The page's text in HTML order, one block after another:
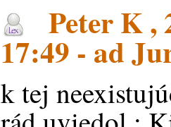
Peter K ,
17:49 - ad
k tej